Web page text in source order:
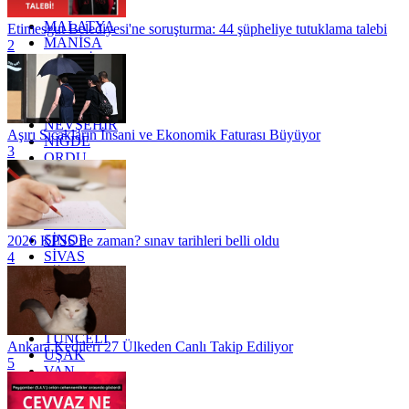
KİLİS
MALATYA
MANİSA
MARDİN
MERSİN
MUĞLA
MUŞ
NEVŞEHİR
NİĞDE
ORDU
OSMANİYE
RİZE
SAKARYA
SAMSUN
SİNOP
SİVAS
SİİRT
TEKİRDAĞ
TOKAT
TRABZON
TUNCELİ
UŞAK
VAN
YALOVA
YOZGAT
Etimesgut Belediyesi'ne soruşturma: 44 şüpheliye tutuklama talebi
2
Aşırı Sıcakların İnsani ve Ekonomik Faturası Büyüyor
3
2026 KPSS ne zaman? sınav tarihleri belli oldu
4
Ankara Kedileri 27 Ülkeden Canlı Takip Ediliyor
5